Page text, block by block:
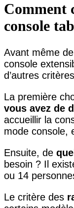
Comment
console
Avant même
console
d’autres
La première
vous avez de
accueillir la
mode console,
Ensuite, de
besoin ? Il
ou 14
Le critère des